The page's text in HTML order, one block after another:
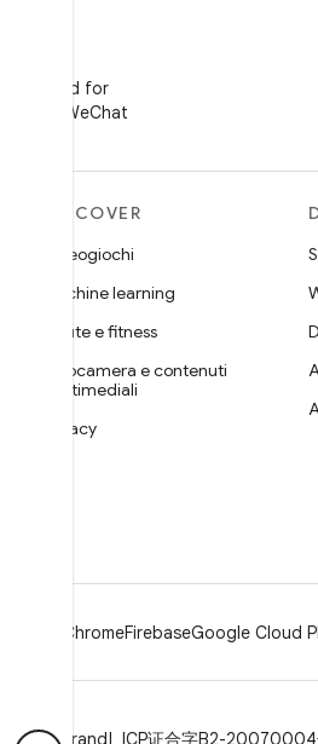
Android for
su WeChat
DISCOVER
Videogiochi
Machine learning
Salute e fitness
Fotocamera e contenuti
multimediali
Privacy
ChromeFirebaseGoogle Cloud
per il brand ICP证合字B2-